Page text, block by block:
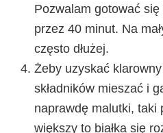
Pozwalam gotować się
przez 40 minut. Na
często dłużej.
Żeby uzyskać
składników mieszać i
naprawdę malutki, taki
większy to białka się